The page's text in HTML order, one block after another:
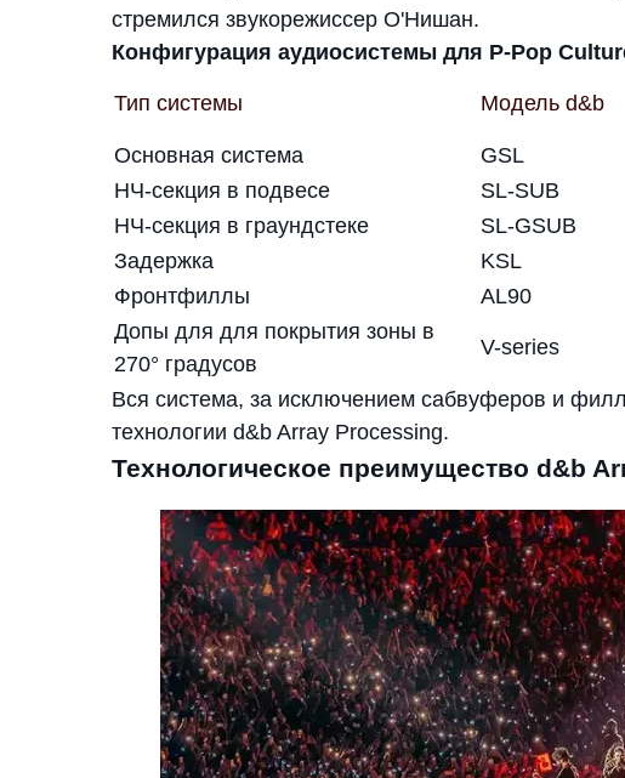
стремился звукорежиссер О'Нишан.
Конфигурация аудиосистемы для P-Pop
Тип системы Модель d&b
Основная система
GSL
НЧ-секция в подвесе
SL-SUB
НЧ-секция в граундстеке
SL-GSUB
Задержка
KSL
Фронтфиллы
AL90
Допы для для покрытия зоны в
270° градусов
V-series
Вся система, за исключением сабвуферов и
технологии d&b Array Processing.
Технологическое преимущество d&b